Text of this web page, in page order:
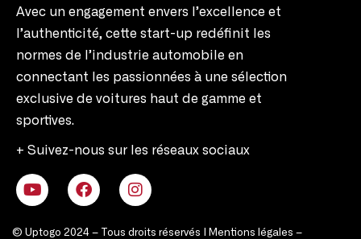
Avec un engagement envers l’excellence et
l’authenticité, cette start-up redéfinit les
normes de l’industrie automobile en
connectant les passionnées à une sélection
exclusive de voitures haut de gamme et
sportives.
+ Suivez-nous sur les réseaux sociaux
© Uptogo 2024 – Tous droits réservés | Mentions légales –